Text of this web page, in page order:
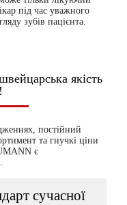
під час уважного
зубів пацієнта.
якість
постійний
та гнучкі ціни
є
сучасної